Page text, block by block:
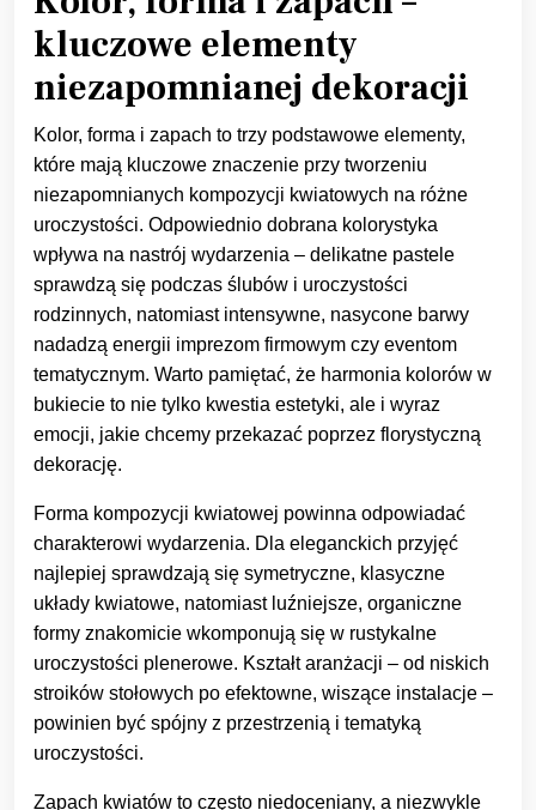
kluczowe elementy
niezapomnianej dekoracji
Kolor, forma i zapach to trzy podstawowe elementy,
które mają kluczowe znaczenie przy tworzeniu
niezapomnianych kompozycji kwiatowych na różne
uroczystości. Odpowiednio dobrana kolorystyka
wpływa na nastrój wydarzenia – delikatne pastele
sprawdzą się podczas ślubów i uroczystości
rodzinnych, natomiast intensywne, nasycone barwy
nadadzą energii imprezom firmowym czy eventom
tematycznym. Warto pamiętać, że harmonia kolorów w
bukiecie to nie tylko kwestia estetyki, ale i wyraz
emocji, jakie chcemy przekazać poprzez florystyczną
dekorację.
Forma kompozycji kwiatowej powinna odpowiadać
charakterowi wydarzenia. Dla eleganckich przyjęć
najlepiej sprawdzają się symetryczne, klasyczne
układy kwiatowe, natomiast luźniejsze, organiczne
formy znakomicie wkomponują się w rustykalne
uroczystości plenerowe. Kształt aranżacji – od niskich
stroików stołowych po efektowne, wiszące instalacje –
powinien być spójny z przestrzenią i tematyką
uroczystości.
Zapach kwiatów to często niedoceniany, a niezwykle